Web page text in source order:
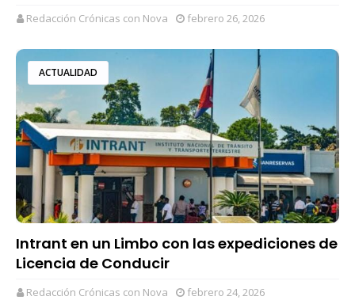
Redacción Crónicas con Nova febrero 26, 2026
ACTUALIDAD
Intrant en un Limbo con las expediciones de
Licencia de Conducir
Redacción Crónicas con Nova febrero 24, 2026